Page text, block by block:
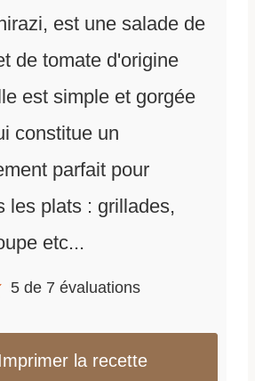
est une salade de
de tomate d'origine
est simple et gorgée
constitue un
parfait pour
les plats : grillades,
etc...
5 de 7 évaluations
la recette